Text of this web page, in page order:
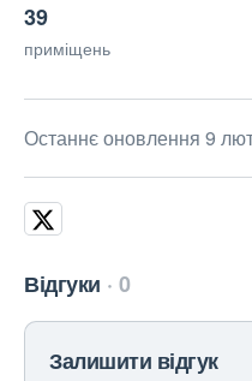
39
приміщень
Останнє оновлення 9
Відгуки 0
Залишити відгук